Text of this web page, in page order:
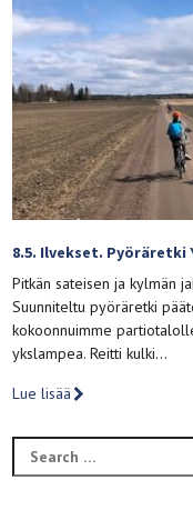
8.5. Ilvekset. Pyöräretki
Pitkän sateisen ja kylmän
Suunniteltu pyöräretki
kokoonnuimme
ykslampea. Reitti kulki…
Lue lisää
Search
for: